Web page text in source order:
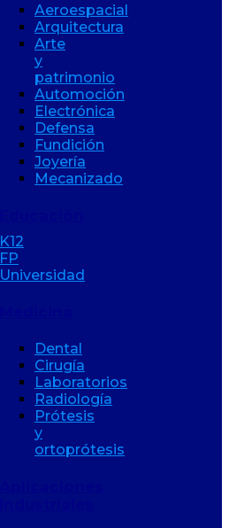
Aeroespacial
Arquitectura
Arte
y
patrimonio
Automoción
Electrónica
Defensa
Fundición
Joyería
Mecanizado
K12
FP
Universidad
Dental
Cirugía
Laboratorios
Radiología
Prótesis
y
ortoprótesis